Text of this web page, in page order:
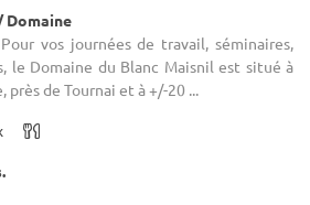
Domaine
vos journées de travail, séminaires,
le Domaine du Blanc Maisnil est situé à
de Tournai et à +/-20 ...